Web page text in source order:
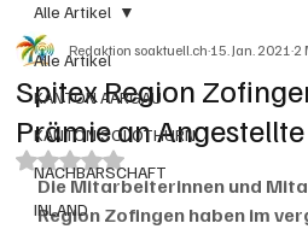
Alle Artikel
KANTON AARGAU
KANTON SOLOTHURN
NACHBARSCHAFT
INLAND
Alle Artikel
Spitex Region
Prämie an Angestellte
Redaktion soaktuell.ch15. Jan. 20212
Mit NaN von 5 Sternen bewertet.
Die Mitarbeiterinnen und
Region Zofingen haben im